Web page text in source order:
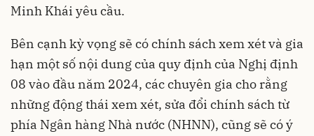
Minh Khái yêu cầu.
Bên cạnh kỳ vọng sẽ có chính sách xem xét và gia
hạn một số nội dung của quy định của Nghị định
08 vào đầu năm 2024, các chuyên gia cho rằng
những động thái xem xét, sửa đổi chính sách từ
phía Ngân hàng Nhà nước (NHNN), cũng sẽ có ý